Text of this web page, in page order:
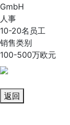
GmbH
人事
10-20名员工
销售类别
100-500万欧元
返回